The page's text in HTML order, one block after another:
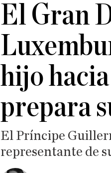
El Gran
hijo
prepara
El Príncipe
representante de